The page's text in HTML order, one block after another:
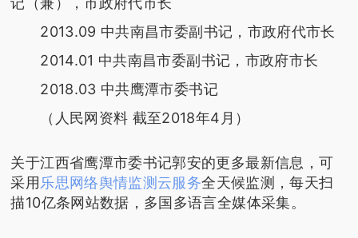
2013.09 中共南昌市委副书记，市政府代市长
2014.01 中共南昌市委副书记，市政府市长
2018.03 中共鹰潭市委书记
（人民网资料 截至2018年4月）
关于江西省鹰潭市委书记郭安的更多最新信息，可
采用乐思网络舆情监测云服务全天候监测，每天扫
描10亿条网站数据，多国多语言全媒体采集。